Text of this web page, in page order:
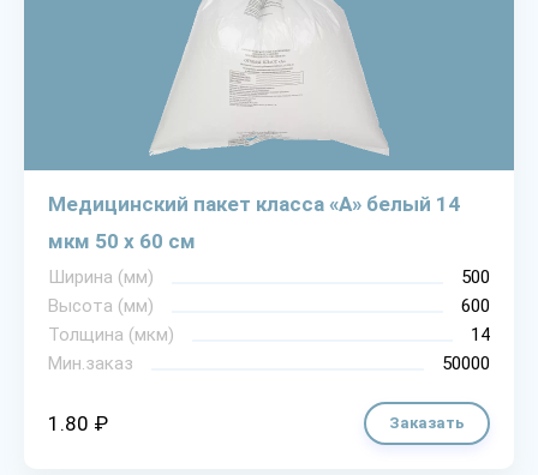
Медицинский пакет класса «А» белый 14
мкм 50 х 60 см
Ширина (мм)
500
Высота (мм)
600
Толщина (мкм)
14
Мин.заказ
50000
1.80 ₽ Заказать